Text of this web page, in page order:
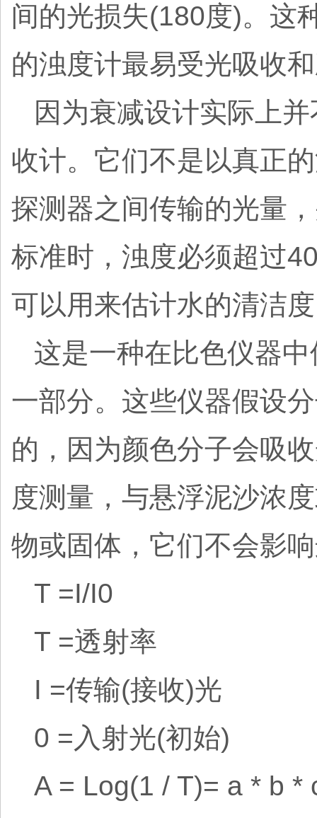
间的光损失(180度)。这
的浊度计最易受光吸收
因为衰减设计实际上
收计。它们不是以真正
探测器之间传输的光量
标准时，浊度必须超过
可以用来估计水的清洁
这是一种在比色仪器
一部分。这些仪器假设
的，因为颜色分子会吸
度测量，与悬浮泥沙浓
物或固体，它们不会影
T =I/I0
T =透射率
I =传输(接收)光
0 =入射光(初始)
A = Log(1 / T)= a * b *